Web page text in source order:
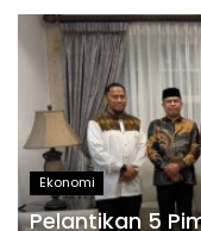
Ekonomi
Pelantikan 5